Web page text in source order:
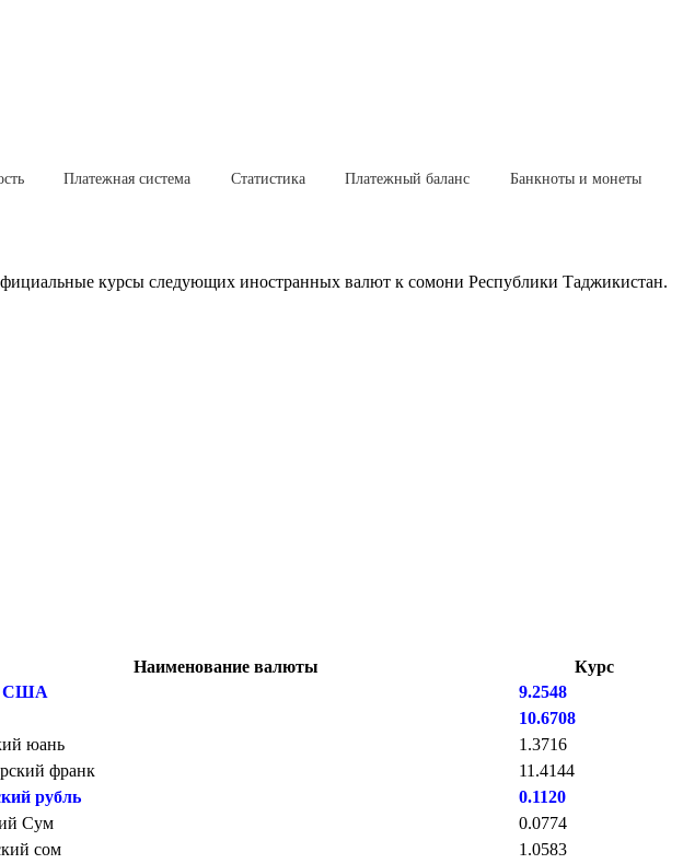
Платежная система Статистика Платежный баланс Банкноты и монеты
курсы следующих иностранных валют к сомони Республики Таджикистан.
Наименование валюты
Курс
США
9.2548
10.6708
юань
1.3716
франк
11.4144
рубль
0.1120
Сум
0.0774
сом
1.0583